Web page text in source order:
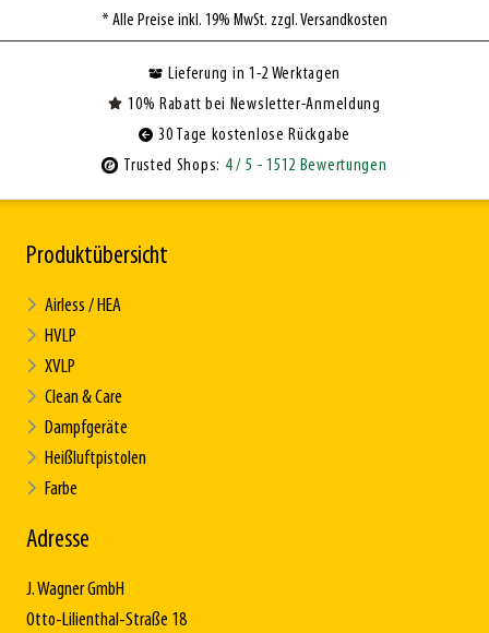
* Alle Preise inkl. 19% MwSt. zzgl. Versandkosten
Lieferung in 1-2 Werktagen
10% Rabatt bei Newsletter-Anmeldung
30 Tage kostenlose Rückgabe
Trusted Shops: 4/ 5 - 1512 Bewertungen
Produktübersicht
Airless / HEA
HVLP
XVLP
Clean & Care
Dampfgeräte
Heißluftpistolen
Farbe
Adresse
J. Wagner GmbH
Otto-Lilienthal-Straße 18